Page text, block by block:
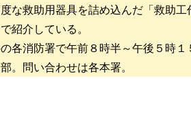
な救助用器具を詰め込んだ「救助工
紹介している。
消防署で午前８時半～午後５時１
。問い合わせは各本署。